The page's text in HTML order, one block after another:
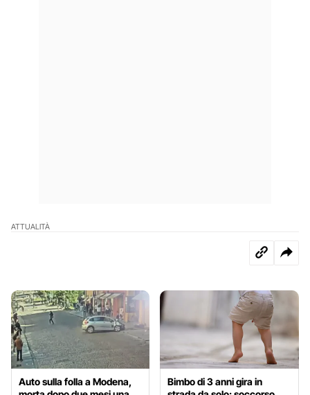
ATTUALITÀ
Auto sulla folla a Modena,
Bimbo di 3 anni gira in